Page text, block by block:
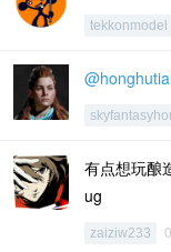
tekkonmodel
有点想玩酿
ug
zaiziw233